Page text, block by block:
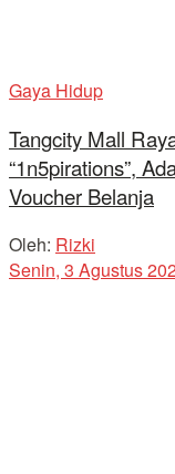
Gaya Hidup
Tangcity Mall
“1n5pirations”,
Voucher Belanja
Oleh: Rizki
Senin, 3 Agustus